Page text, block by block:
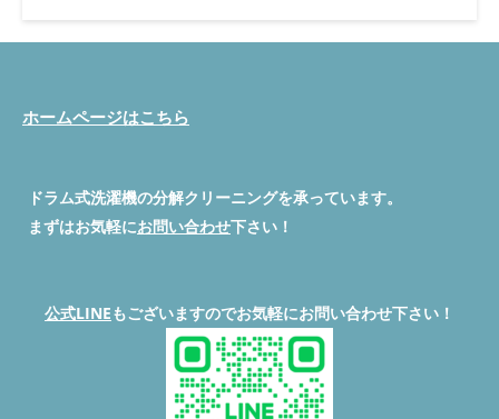
をきたします。
脱水カバー清掃後 分解洗浄によってカバー内
サー清掃後 洗浄後は回転のバランスも安定し、異音や揺れが解
消。洗濯機本来の静音性が戻りました。
ム槽には赤カビや石鹸カスがかなり汚れが酷く付着し、洗濯物に
アレルギー対策にも効果的です。
洗剤ケース清掃前 洗剤投入
口に汚れが詰まり、正しく溶けずに残ることがありました。カビ
も発生している状況でした。
洗剤ケース清掃後 洗剤ケースを
分解して洗浄。洗剤の流れがスムーズになり、溶け残りや異臭の
心配が解消されました。 内部ダクトの埃が乾燥不良の原因に 乾
燥を使っていないのに「乾燥フィルターに埃が溜まる」という方
きのドラム式洗濯機。人気の機種ですが、実は「乾燥が弱い」
有の構造が関係していて、ある程度使い続けると内部に埃がたま
り、風の通り道をふさいでしまうんです。 乾燥不良の原因はダ
は乾燥のために温風を通す管。その中に埃が詰まると、風が出な
くなってしまい、洗濯物が全然乾きません。今回のご依頼でも、
まさにこのパターンでした。 ドラム式洗濯機で「乾かない」
フィルターを掃除しても風が出ない理由 「フィルターはちゃん
と掃除してるのに乾かない」というご相談、よくあります。 そ
れでも乾かない原因は、フィルターの奥にある“ダクト内部”まで
埃が詰まっているから。目に見える部分の掃除だけでは不十分な
んです。 洗濯機本体 ダクト詰まり（清掃前） ダクト内に大量の
ホームページはこちら
ドラム式洗濯機の分解クリーニングを承っています。
まずはお気軽にお問い合わせ下さい！
公式LINEもございますのでお気軽にお問い合わせ下さい！